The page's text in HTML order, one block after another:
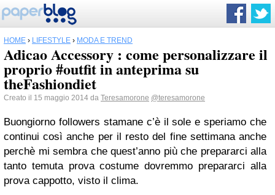
HOME › LIFESTYLE › MODA E TREND
Adicao Accessory : come personalizzare il
proprio #outfit in anteprima su
theFashiondiet
Creato il 15 maggio 2014 da Teresamorone @teresamorone
Buongiorno followers stamane c’è il sole e speriamo che
continui così anche per il resto del fine settimana anche
perchè mi sembra che quest’anno più che prepararci alla
tanto temuta prova costume dovremmo prepararci alla
prova cappotto, visto il clima.